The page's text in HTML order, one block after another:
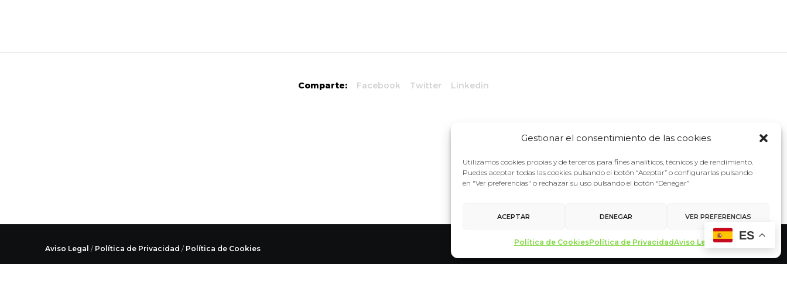
Gestionar el consentimiento de las cookies
Utilizamos cookies propias y de terceros para fines analíticos, técnicos y de rendimiento.
Puedes aceptar todas las cookies pulsando el botón “Aceptar” o configurarlas pulsando
en "Ver preferencias" o rechazar su uso pulsando el botón “Denegar”
ACEPTAR DENEGAR VER PREFERENCIAS
Política de CookiesPolítica de PrivacidadAviso Legal
Comparte: Facebook Twitter Linkedin
Aviso Legal / Política de Privacidad / Política de Cookies Contacto
ES